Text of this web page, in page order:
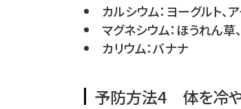
カルシウム：ヨーグルト、
マグネシウム：ほうれん草
カリウム：バナナ
予防方法4 体を冷や